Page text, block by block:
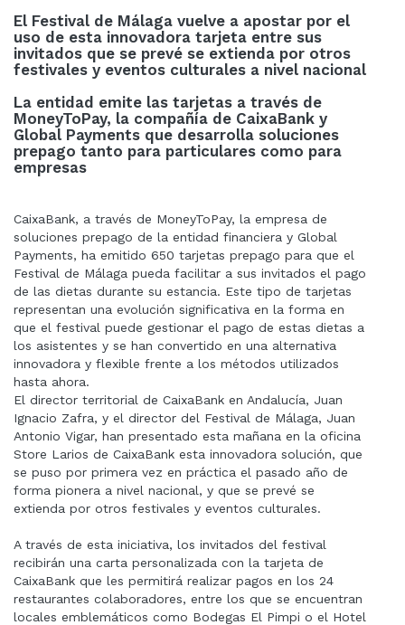
El Festival de Málaga vuelve a apostar por el
uso de esta innovadora tarjeta entre sus
invitados que se prevé se extienda por otros
festivales y eventos culturales a nivel nacional
La entidad emite las tarjetas a través de
MoneyToPay, la compañía de CaixaBank y
Global Payments que desarrolla soluciones
prepago tanto para particulares como para
empresas
CaixaBank, a través de MoneyToPay, la empresa de
soluciones prepago de la entidad financiera y Global
Payments, ha emitido 650 tarjetas prepago para que el
Festival de Málaga pueda facilitar a sus invitados el pago
de las dietas durante su estancia. Este tipo de tarjetas
representan una evolución significativa en la forma en
que el festival puede gestionar el pago de estas dietas a
los asistentes y se han convertido en una alternativa
innovadora y flexible frente a los métodos utilizados
hasta ahora.
El director territorial de CaixaBank en Andalucía, Juan
Ignacio Zafra, y el director del Festival de Málaga, Juan
Antonio Vigar, han presentado esta mañana en la oficina
Store Larios de CaixaBank esta innovadora solución, que
se puso por primera vez en práctica el pasado año de
forma pionera a nivel nacional, y que se prevé se
extienda por otros festivales y eventos culturales.
A través de esta iniciativa, los invitados del festival
recibirán una carta personalizada con la tarjeta de
CaixaBank que les permitirá realizar pagos en los 24
restaurantes colaboradores, entre los que se encuentran
locales emblemáticos como Bodegas El Pimpi o el Hotel